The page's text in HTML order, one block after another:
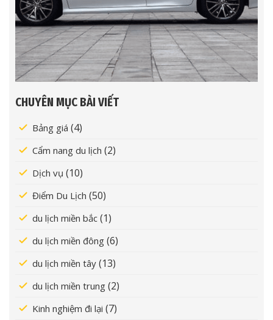
CHUYÊN MỤC BÀI VIẾT
Bảng giá (4)
Cẩm nang du lịch (2)
Dịch vụ (10)
Điểm Du Lịch (50)
du lịch miền bắc (1)
du lịch miền đông (6)
du lịch miền tây (13)
du lịch miền trung (2)
Kinh nghiệm đi lại (7)